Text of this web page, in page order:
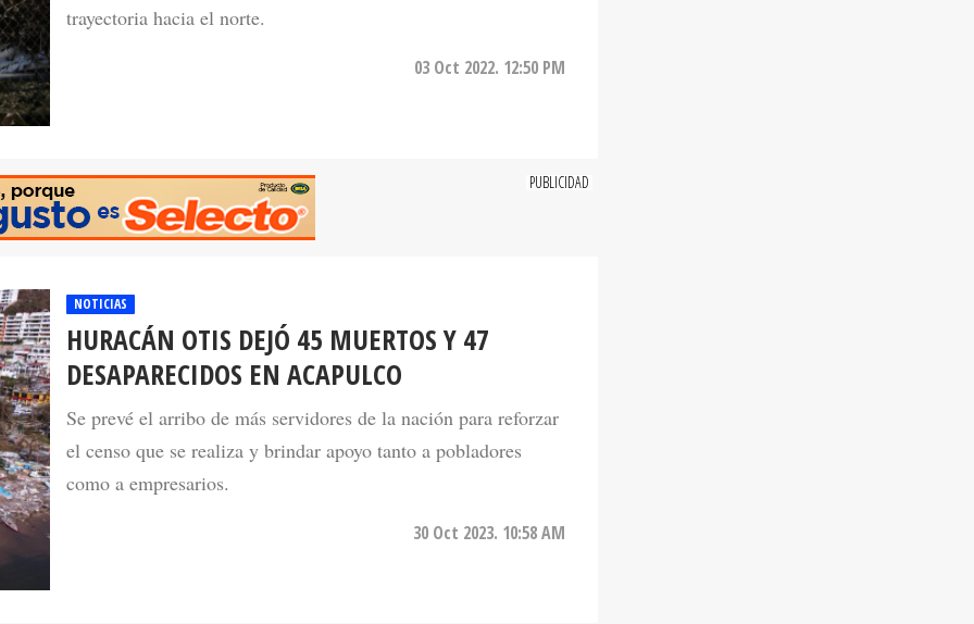
trayectoria hacia el norte.
03 Oct 2022. 12:50 PM
HURACÁN OTIS DEJÓ 45 MUERTOS Y 47
DESAPARECIDOS EN ACAPULCO
Se prevé el arribo de más servidores de la nación para reforzar
el censo que se realiza y brindar apoyo tanto a pobladores
como a empresarios.